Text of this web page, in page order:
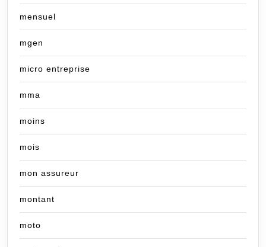
mensuel
mgen
micro entreprise
mma
moins
mois
mon assureur
montant
moto